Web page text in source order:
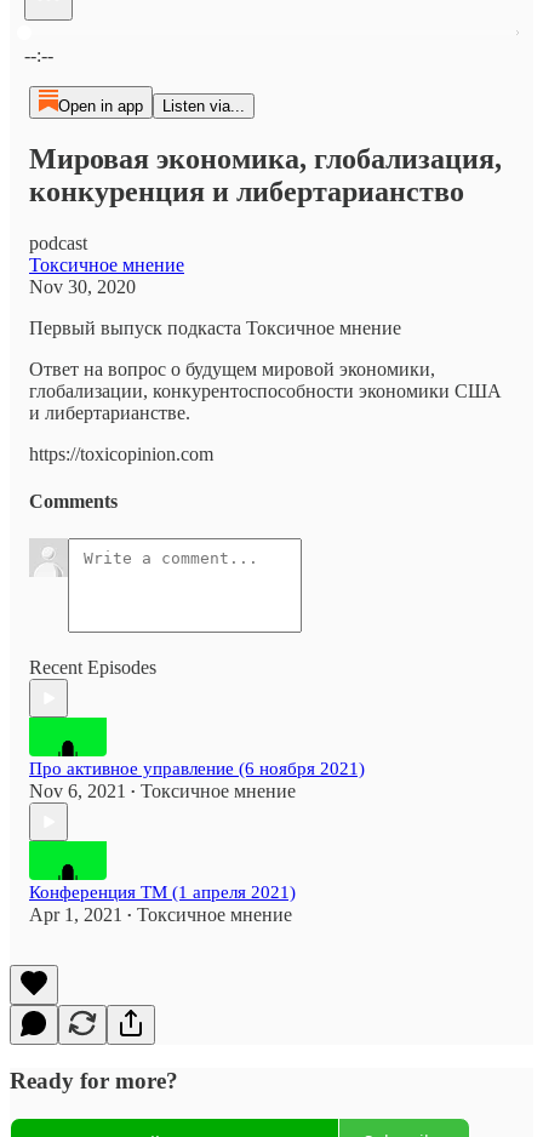
--:--
Open in app Listen via...
Мировая экономика, глобализация,
конкуренция и либертарианство
podcast
Токсичное мнение
Nov 30, 2020
Первый выпуск подкаста Токсичное мнение
Ответ на вопрос о будущем мировой экономики,
глобализации, конкурентоспособности экономики США
и либертарианстве.
https://toxicopinion.com
Comments
Recent Episodes
Про активное управление (6 ноября 2021)
Nov 6, 2021 • Токсичное мнение
Конференция TM (1 апреля 2021)
Apr 1, 2021 • Токсичное мнение
Ready for more?